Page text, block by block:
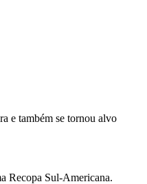
e também se tornou alvo
Recopa Sul-Americana.